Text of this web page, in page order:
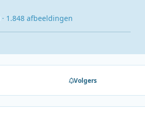
· 1.848 afbeeldingen
Volgers